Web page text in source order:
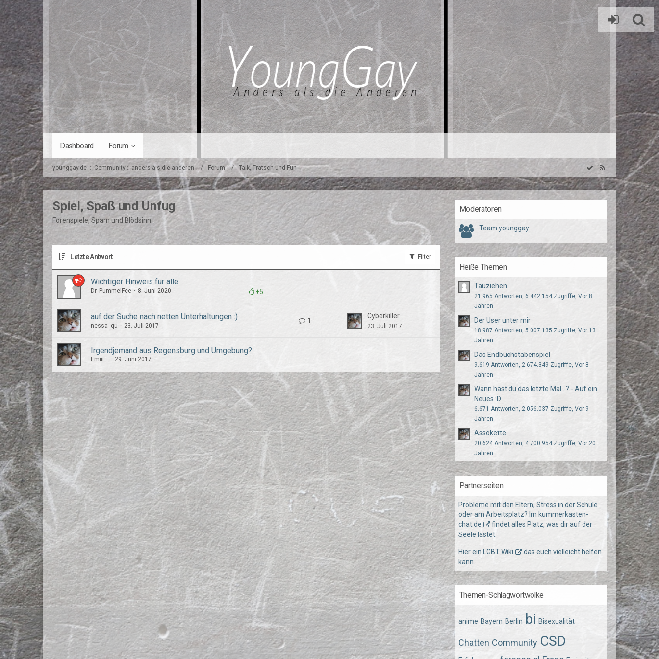
Dashboard Forum
younggay.de ::: Community :: anders als die anderen Forum Talk, Tratsch und Fun
Spiel, Spaß und Unfug
Forenspiele, Spam und Blödsinn.
Letzte Antwort Filter
Wichtiger Hinweis für alle
+5
Dr_PummelFee 8. Juni 2020
auf der Suche nach netten Unterhaltungen :)
nessa--qu 23. Juli 2017
1
Cyberkiller
23. Juli 2017
Irgendjemand aus Regensburg und Umgebung?
Emiii... 29. Juni 2017
Moderatoren
Team younggay
Heiße Themen
Tauziehen
21.965 Antworten, 6.442.154 Zugriffe, Vor 8
Jahren
Der User unter mir
18.987 Antworten, 5.007.135 Zugriffe, Vor 13
Jahren
Das Endbuchstabenspiel
9.619 Antworten, 2.674.349 Zugriffe, Vor 8
Jahren
Wann hast du das letzte Mal...? - Auf ein
Neues :D
6.671 Antworten, 2.056.037 Zugriffe, Vor 9
Jahren
Assokette
20.624 Antworten, 4.700.954 Zugriffe, Vor 20
Jahren
Partnerseiten
Probleme mit den Eltern, Stress in der Schule
oder am Arbeitsplatz? Im kummerkasten-
chat.de
findet alles Platz, was dir auf der
Seele lastet.
Hier ein LGBT Wiki
das euch vielleicht helfen
kann.
Themen-Schlagwortwolke
anime Bayern Berlin bi Bisexualität
Chatten Community CSD